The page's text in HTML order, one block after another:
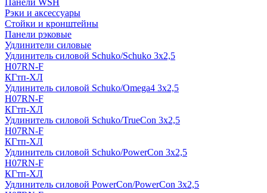
Панели WSH
Рэки и аксессуары
Стойки и кронштейны
Панели рэковые
Удлинители силовые
Удлинитель силовой Schuko/Schuko 3х2,5
H07RN-F
КГтп-ХЛ
Удлинитель силовой Schuko/Omega4 3х2,5
H07RN-F
КГтп-ХЛ
Удлинитель силовой Schuko/TrueCon 3х2,5
H07RN-F
КГтп-ХЛ
Удлинитель силовой Schuko/PowerCon 3х2,5
H07RN-F
КГтп-ХЛ
Удлинитель силовой PowerCon/PowerCon 3х2,5